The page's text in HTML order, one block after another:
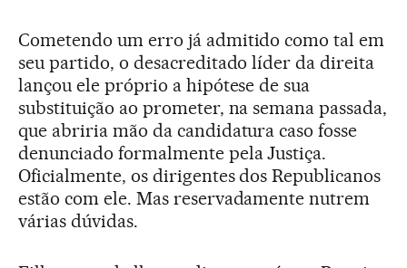
Cometendo um erro já admitido como tal em
seu partido, o desacreditado líder da direita
lançou ele próprio a hipótese de sua
substituição ao prometer, na semana passada,
que abriria mão da candidatura caso fosse
denunciado formalmente pela Justiça.
Oficialmente, os dirigentes dos Republicanos
estão com ele. Mas reservadamente nutrem
várias dúvidas.